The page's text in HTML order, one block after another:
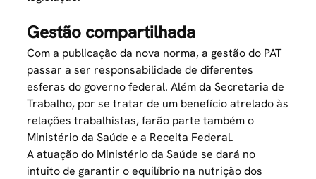
Gestão compartilhada
Com a publicação da nova norma, a gestão do PAT
passar a ser responsabilidade de diferentes
esferas do governo federal. Além da Secretaria de
Trabalho, por se tratar de um benefício atrelado às
relações trabalhistas, farão parte também o
Ministério da Saúde e a Receita Federal.
A atuação do Ministério daSaúde se dará no
intuito de garantir o equilíbrio na nutrição dos